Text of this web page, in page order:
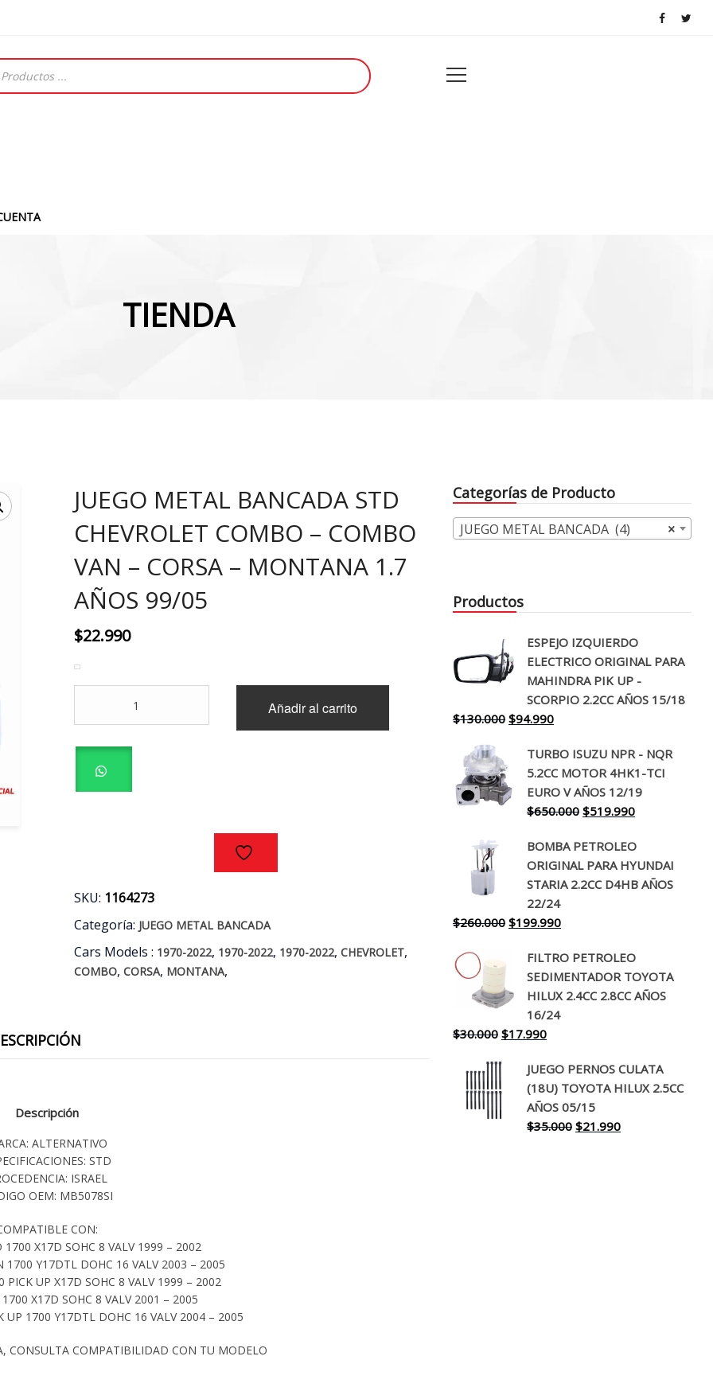
TIENDA
JUEGO METAL BANCADA STD
CHEVROLET COMBO – COMBO
VAN – CORSA – MONTANA 1.7
AÑOS 99/05
$22.990
BANCADA
STD
COMBO
-
MONTANA
AÑOS
99/05
cantidad
Añadir al carrito
SKU: 1164273
Categoría: JUEGO METAL BANCADA
Cars Models : 1970-2022, 1970-2022, 1970-2022,CHEVROLET,
COMBO,CORSA, MONTANA,
Descripción
ALTERNATIVO
STD
ISRAEL
OEM: MB5078SI
CON:
1700 X17D SOHC 8 VALV 1999 – 2002
1700 Y17DTL DOHC 16 VALV 2003 – 2005
PICK UP X17D SOHC 8 VALV 1999 – 2002
1700 X17D SOHC 8 VALV 2001 – 2005
UP 1700 Y17DTL DOHC 16 VALV 2004 – 2005
CONSULTA COMPATIBILIDAD CON TU MODELO
Categorías de Producto
×
JUEGO METAL BANCADA (4)
Productos
ESPEJO IZQUIERDO
ELECTRICO ORIGINAL PARA
MAHINDRA PIK UP -
SCORPIO 2.2CC AÑOS 15/18
$130.000 El
original
era:
$130.000.
$94.990El
actual
es:
$94.990.
TURBO ISUZU NPR - NQR
5.2CC MOTOR 4HK1-TCI
EURO V AÑOS 12/19
$650.000 El
original
era:
$650.000.
$519.990El
actual
es:
$519.990.
BOMBA PETROLEO
ORIGINAL PARA HYUNDAI
STARIA 2.2CC D4HB AÑOS
22/24
$260.000 El
original
era:
$260.000.
$199.990El
actual
es:
$199.990.
FILTRO PETROLEO
SEDIMENTADOR TOYOTA
HILUX 2.4CC 2.8CC AÑOS
16/24
$30.000 El
original
era:
$30.000.
$17.990El
actual
es:
$17.990.
JUEGO PERNOS CULATA
(18U) TOYOTA HILUX 2.5CC
AÑOS 05/15
$35.000 El
$21.990El